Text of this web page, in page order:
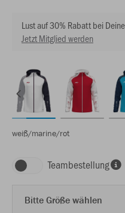
Lust auf 30% Rabatt bei
Jetzt Mitglied werden
weiß/marine/rot
Teambestellung
Bitte Größe wählen